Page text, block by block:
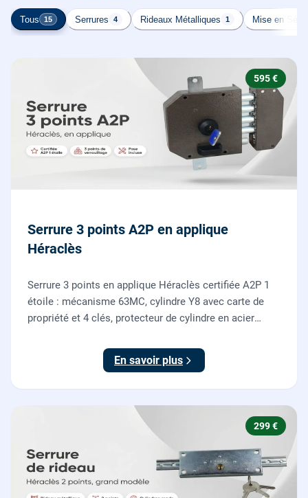
Tous 15 Serrures 4 Rideaux Métalliques 1 Mise en
595 €
Serrure 3 points A2P en applique
Héraclès
Serrure 3 points en applique Héraclès certifiée A2P 1
étoile : mécanisme 63MC, cylindre Y8 avec carte de
propriété et 4 clés, protecteur de cylindre en acier
renforcer une porte d'entrée existante.
En savoir plus
299 €